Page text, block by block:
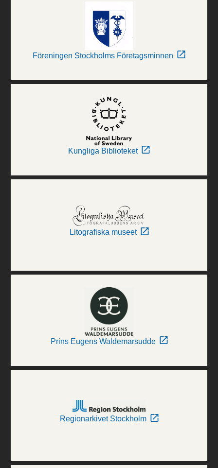
Föreningen Stockholms Företagsminnen
Kungliga Biblioteket
Litografiska museet
Prins Eugens Waldemarsudde
Regionarkivet Stockholm